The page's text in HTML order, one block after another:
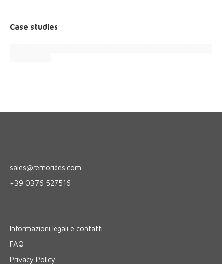
Case studies
sales@remorides.com
+39 0376 527516
Informazioni legali e contatti
FAQ
Privacy Policy